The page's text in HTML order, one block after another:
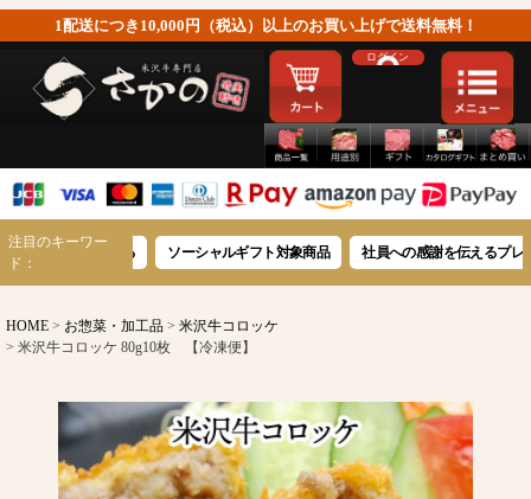
1配送につき10,000円（税込）以上のお買い上げで送料無料！
ログイン
注目のキーワー
ド：
箱で贈る ソーシャルギフト対象商品 社員への感謝を伝えるプレゼント
HOME お惣菜・加工品
米沢牛コロッケ
米沢牛コロッケ 80g10枚 【冷凍便】